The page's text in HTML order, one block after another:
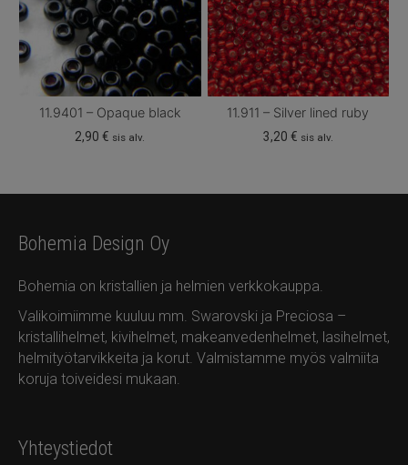
11.9401 – Opaque black
2,90€ sis alv.
11.911 – Silver lined ruby
3,20 € sis alv.
Bohemia Design Oy
Bohemia on kristallien ja helmien verkkokauppa.
Valikoimiimme kuuluu mm. Swarovski ja Preciosa –
kristallihelmet, kivihelmet, makeanvedenhelmet, lasihelmet,
helmityötarvikkeita ja korut. Valmistamme myös valmiita
koruja toiveidesi mukaan.
Yhteystiedot